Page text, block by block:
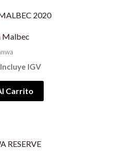
Malbec
Incluye IGV
Carrito